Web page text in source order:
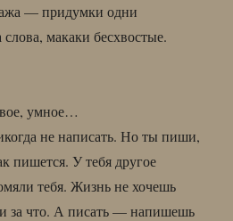
— придумки одни
макаки бесхвостые.
умное…
не написать. Но ты пиши,
пишется. У тебя другое
тебя. Жизнь не хочешь
за что. А писать — напишешь